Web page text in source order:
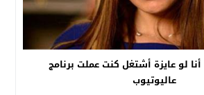
لو عايزة أشتغل كنت عملت برنامج
عاليوتيوب